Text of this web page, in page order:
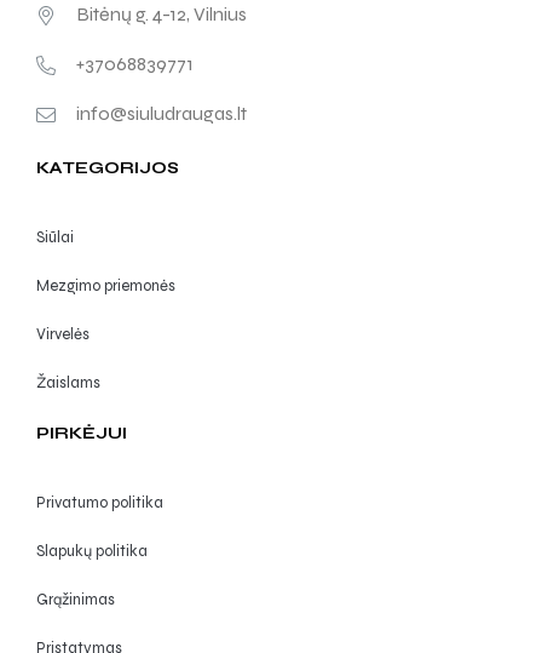
Bitėnų g. 4-12, Vilnius
+37068839771
info@siuludraugas.lt
KATEGORIJOS
Siūlai
Mezgimo priemonės
Virvelės
Žaislams
PIRKĖJUI
Privatumo politika
Slapukų politika
Grąžinimas
Pristatymas